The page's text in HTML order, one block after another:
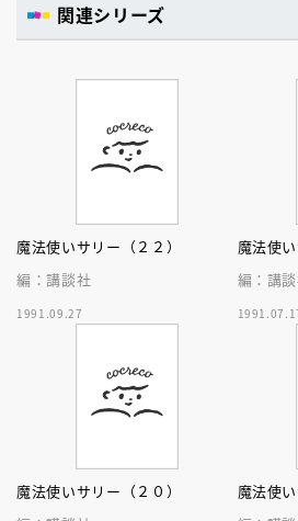
関連シリーズ
魔法使いサリー（２２）
編：講談社
1991.09.27
魔法使
編：講
魔法使いサリー（２０）
魔法使